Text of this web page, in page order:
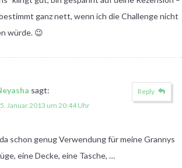
ganz nett, wenn ich die Challenge nicht
würde. 😉
sagt:
Januar 2013 um 20:44 Uhr
schon genug Verwendung für meine Grannys
eine Decke, eine Tasche, …
Reply